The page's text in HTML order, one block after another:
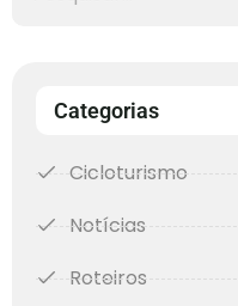
Categorias
Cicloturismo
Notícias
Roteiros